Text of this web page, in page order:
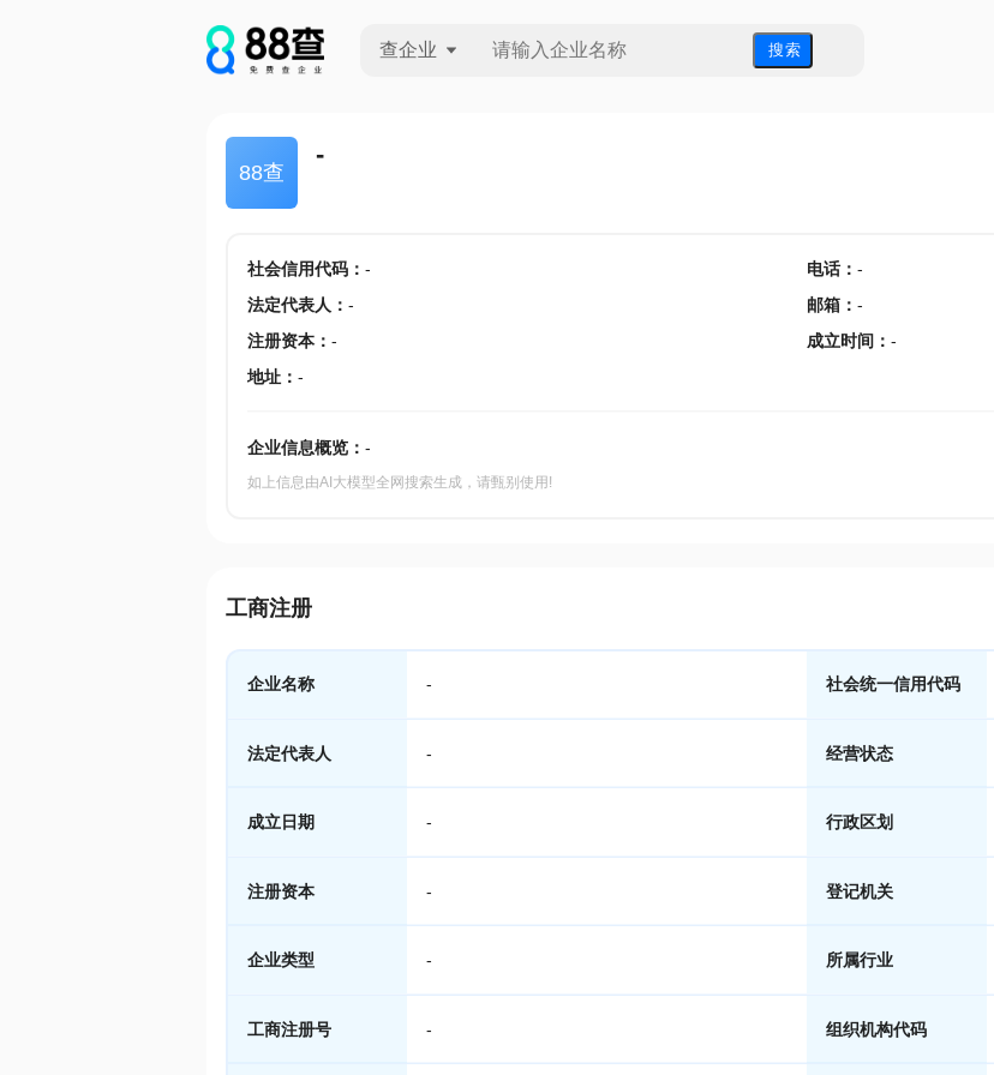
查企业 搜 索
88查
-
社会信用代码： - 电话： -
法定代表人 ： - 邮箱 ： -
注册资本： - 成立时间 ： -
地址： -
企业信息概览： -
如上信息由AI大模型全网搜索生成，请甄别使用!
工商注册
企业名称 - 社会统一信用代码
法定代表人 - 经营状态
成立日期 - 行政区划
注册资本 - 登记机关
企业类型 - 所属行业
工商注册号 - 组织机构代码